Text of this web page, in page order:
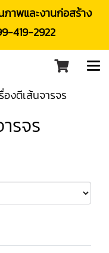
าพและงานก่อสร้าง
419-2922
องตีเส้นจารจร
รจร